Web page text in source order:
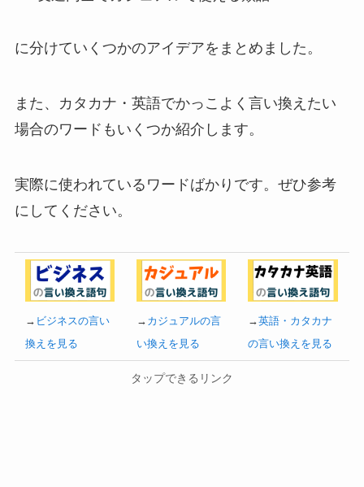
に分けていくつかのアイデアをまとめました。
また、カタカナ・英語でかっこよく言い換えたい
場合のワードもいくつか紹介します。
実際に使われているワードばかりです。ぜひ参考
にしてください。
→ ビジネスの言い
換えを見る
→ カジュアルの言
い換えを見る
→英語・カタカナ
の言い換えを見る
タップできるリンク